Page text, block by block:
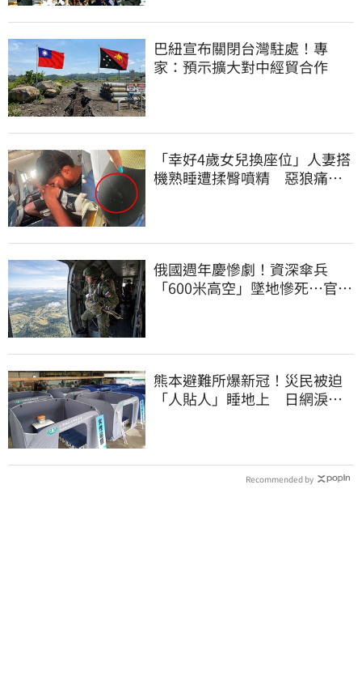
巴紐宣布關閉台灣駐處！專
家：預示擴大對中經貿合作
「幸好4歲女兒換座位」人妻搭
機熟睡遭揉臀噴精 惡狼痛哭
俄國週年慶慘劇！資深傘兵
「600米高空」墜地慘死…官方
熊本避難所爆新冠！災民被迫
「人貼人」睡地上 日網淚推
Recommended by